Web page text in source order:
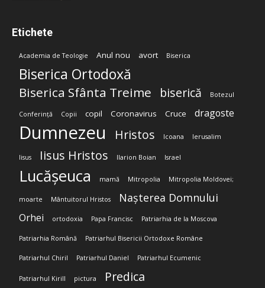
Etichete
Academia de Teologie Anul nou avort Biserica
Biserica Ortodoxă
Biserica Sfânta Treime biserică Botezul
Conferință Copii copil Coronavirus Cruce dragoste
Dumnezeu Hristos Icoana Ierusalim
Iisus Iisus Hristos Ilarion Boian Israel
Lucășeuca mamă Mitropolia Mitropolia Moldovei;
moarte Mântuitorul Hristos Nașterea Domnului
Orhei ortodoxia Papa Francisc Patriarhia de la Moscova
Patriarhia Română Patriarhul Bisericii Ortodoxe Române
Patriarhul Chiril Patriarhul Daniel Patriarhul Ecumenic
Patriarhul Kirill pictura Predica